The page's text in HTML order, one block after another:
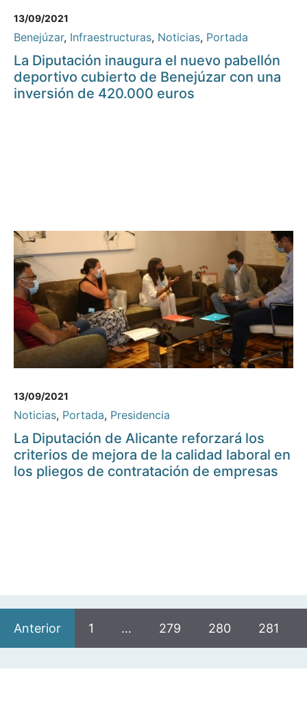
13/09/2021
Benejúzar, Infraestructuras, Noticias, Portada
La Diputación inaugura el nuevo pabellón
deportivo cubierto de Benejúzar con una
inversión de 420.000 euros
13/09/2021
Noticias, Portada, Presidencia
La Diputación de Alicante reforzará los
criterios de mejora de la calidad laboral en
los pliegos de contratación de empresas
Anterior 1 … 279 280 281